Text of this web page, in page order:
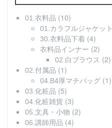
01.衣料品 (10)
01.カラフルジャケット
30.衣料品下着 (4)
衣料品インナー (2)
02.白ブラウス (2)
02.付属品 (1)
04.B4厚マチバッグ (1)
03.化粧品 (5)
04.化粧雑貨 (3)
05.文具・小物 (2)
06.講師用品 (4)